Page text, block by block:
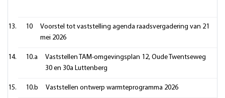
10
Voorstel tot vaststelling agenda raadsvergadering van 21
mei 2026
10.a
Vaststellen TAM-omgevingsplan 12, Oude Twentseweg
30 en 30a Luttenberg
10.b Vaststellen ontwerp warmteprogramma 2026